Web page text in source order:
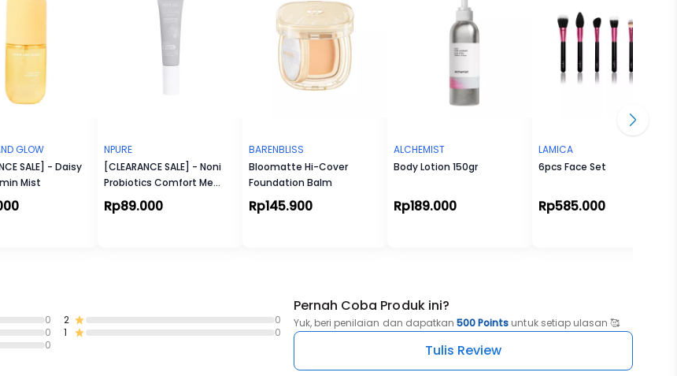
GLOW
SALE] - Daisy
Mist
NPURE
[CLEARANCE SALE] - Noni
Probiotics Comfort Me
Moisturizer 30ml
Rp89.000
BARENBLISS
Bloomatte Hi-Cover
Foundation Balm
Rp145.900
ALCHEMIST
Body Lotion 150gr
Rp189.000
LAMICA
6pcs Face Set
Rp585.000
0
0
0
2
0
1
0
Pernah Coba Produk ini?
Yuk, beri penilaian dan dapatkan 500 Points untuk setiap ulasan 🥰
Tulis Review